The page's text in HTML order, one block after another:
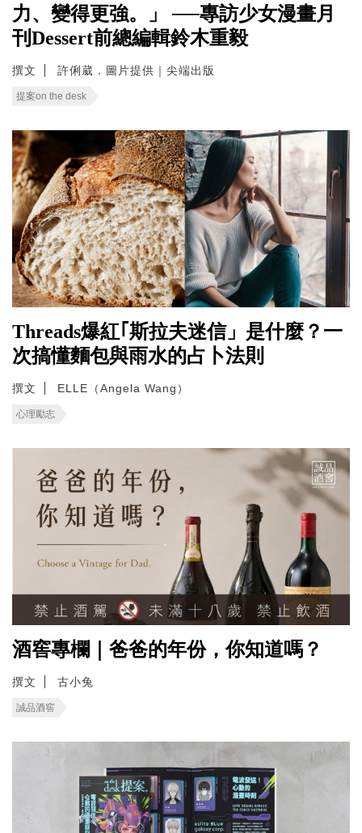
力、變得更強。」 ──專訪少女漫畫月
刊Dessert前總編輯鈴木重毅
撰文 許俐葳．圖片提供｜尖端出版
提案on the desk
Threads爆紅｢斯拉夫迷信」是什麼？一
次搞懂麵包與雨水的占卜法則
撰文 ELLE（Angela Wang）
心理勵志
酒窖專欄｜爸爸的年份，你知道嗎？
撰文 古小兔
誠品酒窖